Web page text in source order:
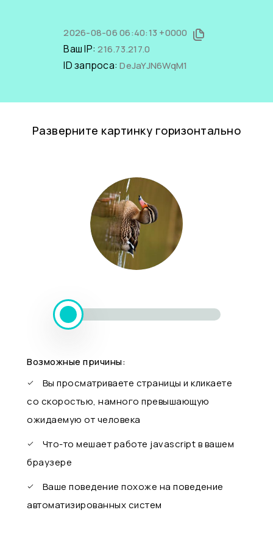
2026-08-06 06:40:13 +0000
Ваш IP:216.73.217.0
ID запроса:DeJaYJN6WqM1
Разверните картинку горизонтально
Возможные причины:
Вы просматриваете страницы и кликаете
со скоростью, намного превышающую
ожидаемую от человека
Что-то мешает работе javascript в вашем
браузере
Ваше поведение похоже на поведение
автоматизированных систем